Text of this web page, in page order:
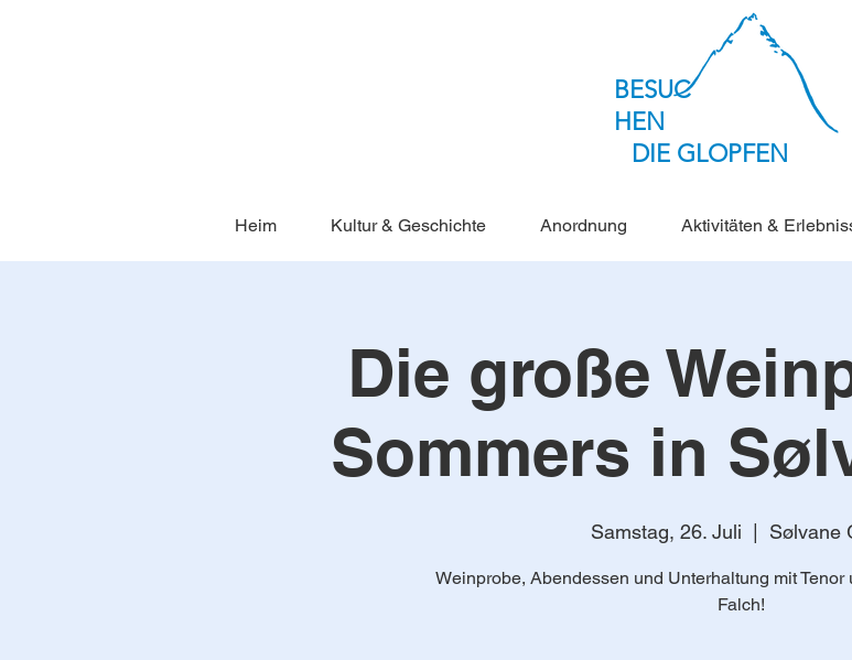
BESUC
HEN
DIE GLOPFEN
Heim Kultur & Geschichte Anordnung Aktivitäten &
Die große
Sommers in
Samstag, 26. Juli Sølvane
Weinprobe, Abendessen und Unterhaltung mit
Falch!